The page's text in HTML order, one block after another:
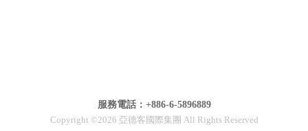
服務電話：+886-6-5896889
Copyright ©2026 亞德客國際集團 All Rights Reserved